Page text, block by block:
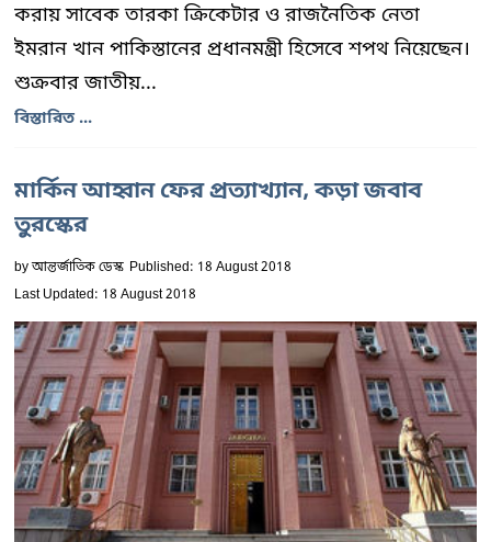
করায় সাবেক তারকা ক্রিকেটার ও রাজনৈতিক নেতা
ইমরান খান পাকিস্তানের প্রধানমন্ত্রী হিসেবে শপথ নিয়েছেন।
শুক্রবার জাতীয়...
বিস্তারিত ...
মার্কিন আহ্বান ফের প্রত্যাখ্যান, কড়া জবাব
তুরস্কের
byআন্তর্জাতিক ডেস্ক Published: 18 August 2018
Last Updated: 18 August 2018